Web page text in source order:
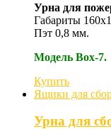
Урна для
Габариты
Пэт 0,8 мм.
Модель Box-7.
Купить
Ящики для
Урна для